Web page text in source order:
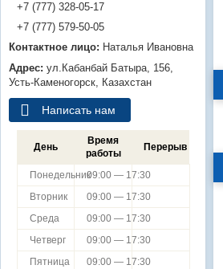
+7 (777) 328-05-17
+7 (777) 579-50-05
Наталья Ивановна
ул.Кабанбай Батыра, 156,
Усть-Каменогорск, Казахстан
Написать нам
День
Время
работы
Перерыв
Понедельник09:00 — 17:30
Вторник
09:00 — 17:30
Среда
09:00 — 17:30
Четверг
09:00 — 17:30
Пятница
09:00 — 17:30